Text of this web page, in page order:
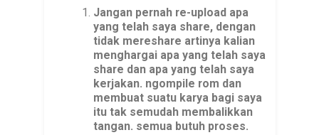
Jangan pernah re-upload apa
yang telah saya share, dengan
tidak mereshare artinya kalian
menghargai apa yang telah saya
share dan apa yang telah saya
kerjakan. ngompile rom dan
membuat suatu karya bagi saya
itu tak semudah membalikkan
tangan. semua butuh proses.